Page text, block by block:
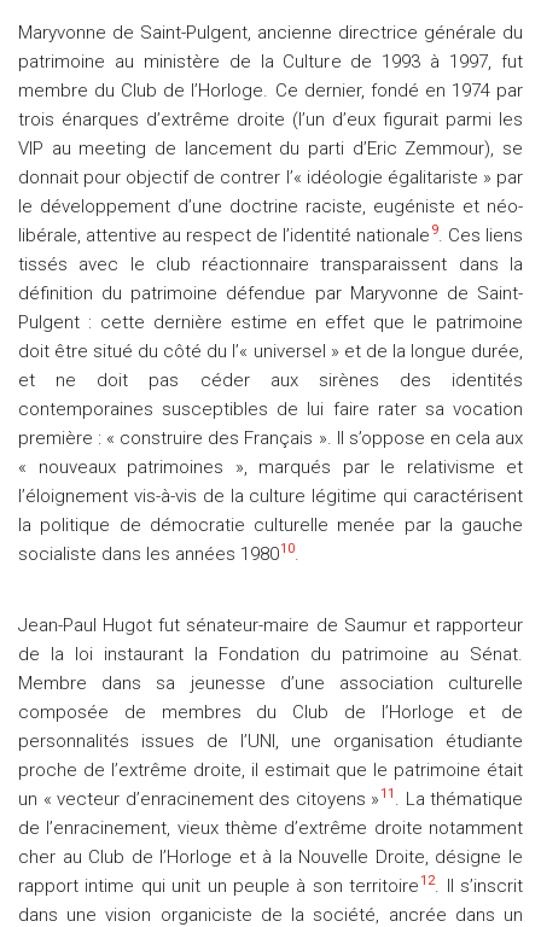
Maryvonne de Saint-Pulgent, ancienne directrice générale du
patrimoine au ministère de la Culture de 1993 à 1997, fut
membre du Club de l’Horloge. Ce dernier, fondé en 1974 par
trois énarques d’extrême droite (l’un d’eux figurait parmi les
VIP au meeting de lancement du parti d’Eric Zemmour), se
donnait pour objectif de contrer l’« idéologie égalitariste » par
le développement d’une doctrine raciste, eugéniste et néo-
libérale, attentive au respect de l’identité nationale 9. Ces liens
tissés avec le club réactionnaire transparaissent dans la
définition du patrimoine défendue par Maryvonne de Saint-
Pulgent : cette dernière estime en effet que le patrimoine
doit être situé du côté du l’« universel » et de la longue durée,
et ne doit pas céder aux sirènes des identités
contemporaines susceptibles de lui faire rater sa vocation
première : « construire des Français ». Il s’oppose en cela aux
« nouveaux patrimoines », marqués par le relativisme et
l’éloignement vis-à-vis de la culture légitime qui caractérisent
la politique de démocratie culturelle menée par la gauche
socialiste dans les années 198010.
Jean-Paul Hugot fut sénateur-maire de Saumur et rapporteur
de la loi instaurant la Fondation du patrimoine au Sénat.
Membre dans sa jeunesse d’une association culturelle
composée de membres du Club de l’Horloge et de
personnalités issues de l’UNI, une organisation étudiante
proche de l’extrême droite, il estimait que le patrimoine était
un « vecteur d’enracinement des citoyens »11 . La thématique
de l’enracinement, vieux thème d’extrême droite notamment
cher au Club de l’Horloge et à la Nouvelle Droite, désigne le
rapport intime qui unit un peuple à son territoire12. Il s’inscrit
dans une vision organiciste de la société, ancrée dans un